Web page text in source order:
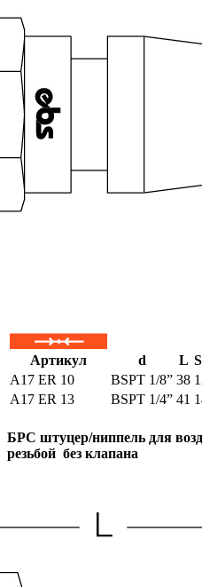
Артикул d L
A17 ER 10
BSPT 1/8” 38
A17 ER 13
BSPT 1/4” 41
БРС штуцер/ниппель для
резьбой без клапана